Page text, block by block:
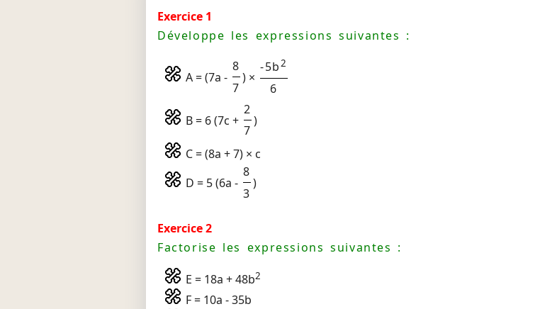
Exercice 1
Développe les expressions suivantes :
A = (7a -
8
7
) ×
-5b2
6
B = 6 (7c +
2
7
)
C = (8a + 7) × c
D = 5 (6a -
8
3
)
Exercice 2
Factorise les expressions suivantes :
E = 18a + 48b2
F = 10a - 35b